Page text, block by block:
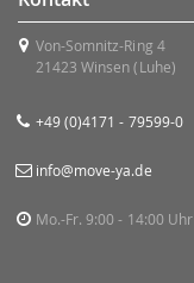
Von-Somnitz-Ring 4
21423 Winsen (Luhe)
+49 (0)4171 - 79599-0
info@move-ya.de
Mo.-Fr. 9:00 - 14:00 Uhr